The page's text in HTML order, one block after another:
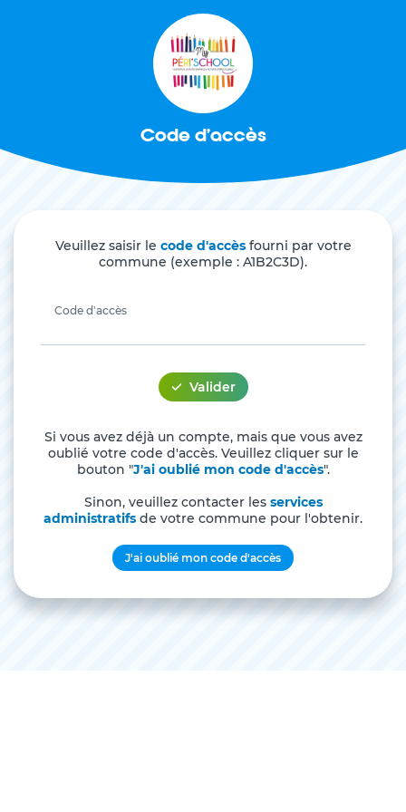
Code d'accès
Veuillez saisir le code d'accèsfourni par votre
commune (exemple : A1B2C3D).
Code d'accès
Valider
Si vous avez déjà un compte, mais que vous avez
oublié votre code d'accès. Veuillez cliquer sur le
bouton "J'ai oublié mon code d'accès".
Sinon, veuillez contacter les services
administratifs de votre commune pour l'obtenir.
J'ai oublié mon code d'accès